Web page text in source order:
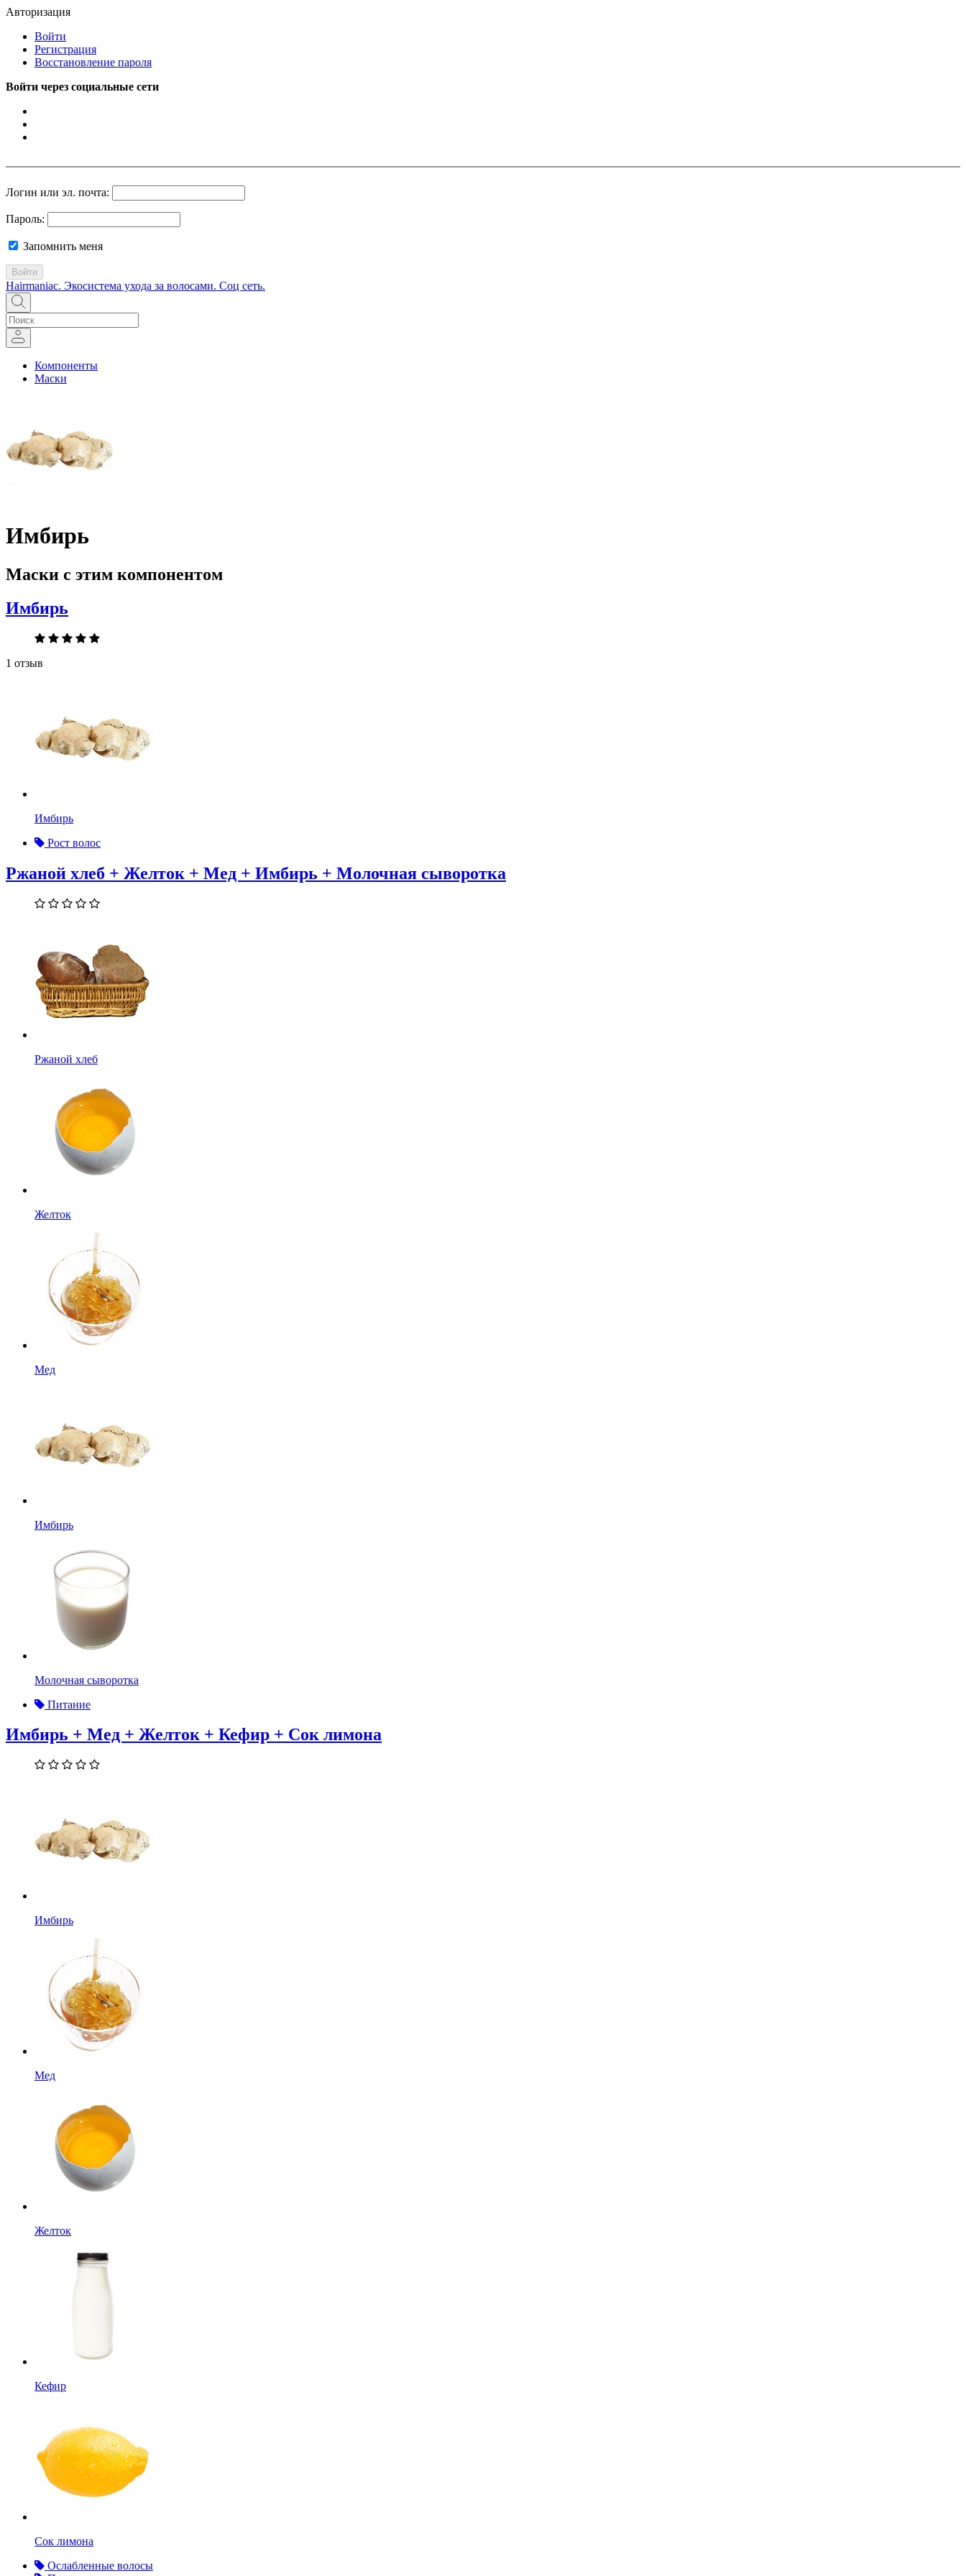
Авторизация
Войти
Регистрация
Восстановление пароля
Войти через социальные сети
Логин или эл. почта:
Пароль:
Запомнить меня
Войти
Hairmaniac. Экосистема ухода за волосами. Соц сеть.
Компоненты
Маски
Имбирь
Маски с этим компонентом
Имбирь
1 отзыв
Имбирь
Рост волос
Ржаной хлеб + Желток + Мед + Имбирь + Молочная сыворотка
Ржаной хлеб
Желток
Мед
Имбирь
Молочная сыворотка
Питание
Имбирь + Мед + Желток + Кефир + Сок лимона
Имбирь
Мед
Желток
Кефир
Сок лимона
Ослабленные волосы